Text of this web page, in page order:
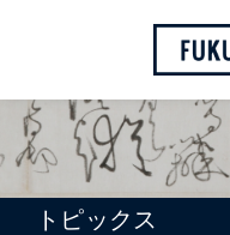
トピックス